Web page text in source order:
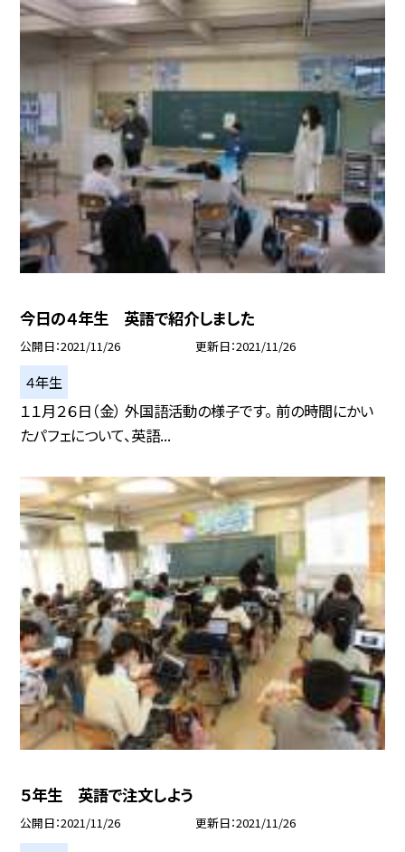
今日の４年生 英語で紹介しました
公開日 2021/11/26 更新日 2021/11/26
４年生
１１月２６日（金） 外国語活動の様子です。 前の時間にかい
たパフェについて、英語...
５年生 英語で注文しよう
公開日 2021/11/26 更新日 2021/11/26